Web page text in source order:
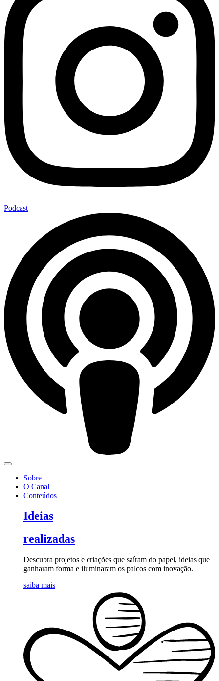
Podcast
Sobre
O Canal
Conteúdos
Ideias
realizadas
Descubra projetos e criações que saíram do papel, ideias que
ganharam forma e iluminaram os palcos com inovação.
saiba mais